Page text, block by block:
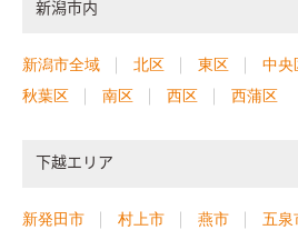
新潟市内
新潟市全域 北区 東区 中央
秋葉区
南区 西区 西蒲区
下越エリア
新発田市 村上市 燕市 五泉